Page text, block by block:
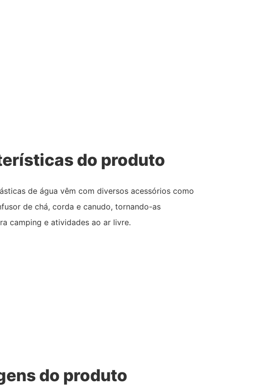
do produto
de água vêm com diversos acessórios como
de chá, corda e canudo, tornando-as
camping e atividades ao ar livre.
do produto